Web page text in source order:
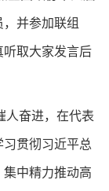
并参加联组
取大家发言后
人奋进，在代表
贯彻习近平总
中精力推动高